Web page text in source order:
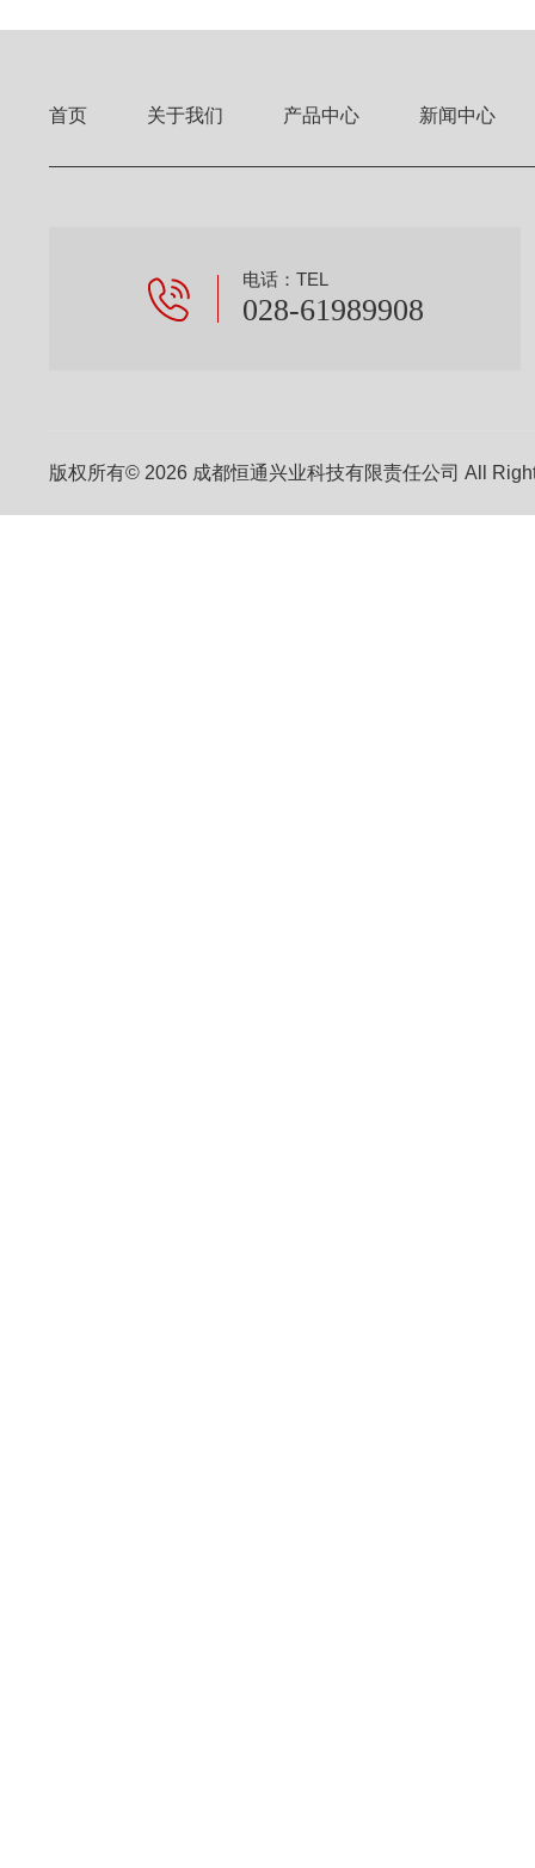
首页 关于我们 产品中心 新闻中心
电话：TEL
028-61989908
版权所有© 2026 成都恒通兴业科技有限责任公司 All